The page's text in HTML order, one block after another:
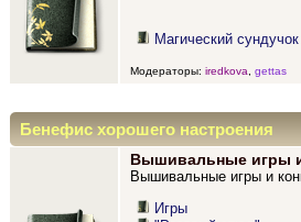
Магический сундучок
Модераторы: iredkova gettas
Бенефис хорошего настроения
Вышивальные игры
Вышивальные игры и
Игры